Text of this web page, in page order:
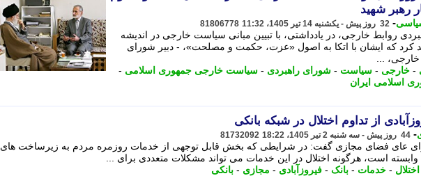
رهبر شهید
- 32 روز پیش - یکشنبه 14 تیر 1405، 11:32 81806778
روابط خارجی، در یادداشتی، با تبیین مبانی سیاست خارجی در اندیشه
کرد که ایشان با اتکا به اصول «عزت، حکمت و مصلحت»، - دبیر شورای
...
- خارجی - سیاست - شورای راهبردی - سیاست خارجی جمهوری اسلامی -
اسلامی ایران
از تداوم اختلال در شبکه بانکی
- 44 روز پیش - سه شنبه 2 تیر 1405، 18:22 81732092
عای فضای مجازی گفت: در شرایطی که بخش قابل توجهی از خدمات روزمره مردم به زیرساخت های
وابسته است، هرگونه اختلال در این خدمات می تواند مشکلات متعددی برای ...
اختلال - خدمات - بانک - فیروزآبادی - مجازی - بانکی